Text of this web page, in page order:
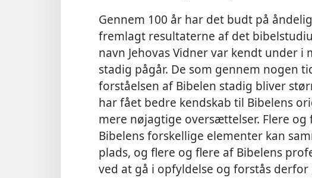
Gennem 100 år har det budt på
fremlagt resultaterne af det
navn Jehovas Vidner var kendt under
stadig pågår. De som gennem nogen
forståelsen af Bibelen stadig bliver
har fået bedre kendskab til Bibelens
mere nøjagtige oversættelser. Flere
Bibelens forskellige elementer kan
plads, og flere og flere af Bibelens
ved at gå i opfyldelse og forstås derfor